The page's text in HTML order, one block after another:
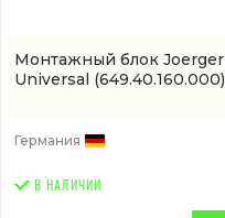
Монтажный блок Joerger
Universal (649.40.160.000)
Германия
В НАЛИЧИИ